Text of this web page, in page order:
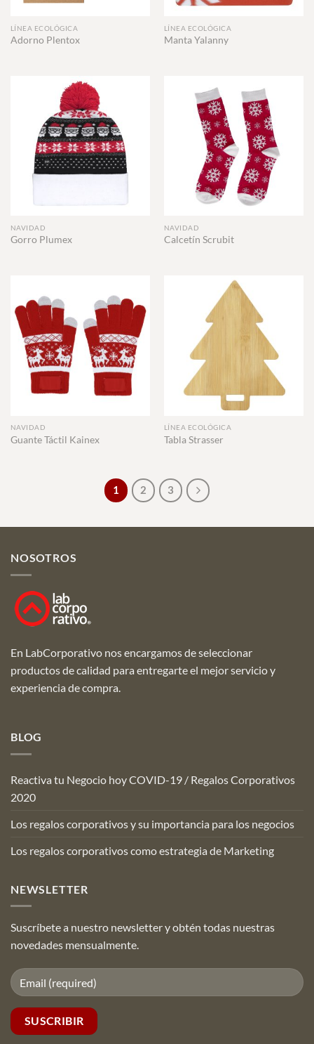
LÍNEA ECOLÓGICA
Adorno Plentox
LÍNEA ECOLÓGICA
Manta Yalanny
NAVIDAD
Gorro Plumex
NAVIDAD
Calcetín Scrubit
NAVIDAD
Guante Táctil Kainex
LÍNEA ECOLÓGICA
Tabla Strasser
1 2 3
NOSOTROS
En LabCorporativo nos encargamos de seleccionar
productos de calidad para entregarte el mejor servicio y
experiencia de compra.
BLOG
Reactiva tu Negocio hoy COVID-19 / Regalos Corporativos
2020
Los regalos corporativos y su importancia para los negocios
Los regalos corporativos como estrategia de Marketing
NEWSLETTER
Suscríbete a nuestro newsletter y obtén todas nuestras
novedades mensualmente.